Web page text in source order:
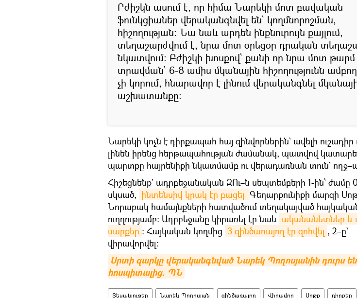
Բժիշկն ասում է, որ հիմա Նարեկի մոտ բավական
ֆունկցիաներ վերականգնվել են` կողմնորոշման,
հիշողության։ Նա նաև արդեն ինքնուրույն քայլում,
տեղաշարժվում է, նրա մոտ օրեցօր դրական
նկատվում։ Բժիշկի խոսքով` քանի որ նրա մոտ թարմ
տրավման` 6-8 ամիս մկանային հիշողությունն
չի կորում, հնարավոր է լինում վերականգնել
աշխատանքը։
Նարեկի կոչն է դիրքապահ հայ զինվորներին` ավելի ուշադիր
լինեն իրենց հերթապահության ժամանակ, պատվով
պարտքը հայրենիքի նկատմամբ ու վերադառնան տուն`
Հիշեցնենք` ադրբեջանական ԶՈւ–ն սեպտեմբերի 1-ին՝ ժամը
սկսած, ինտենսիվ կրակ էր բացել Գեղարքունիքի մարզի
Նորաբակ համայնքների հատվածում տեղակայված
ուղղությամբ։ Ադրբեջանը կիրառել էր նաև ականանետներ և
սարքեր : Հայկական կողմից 3 զինծառայող էր զոհվել , 2–ը`
վիրավորվել:
Սրտի զարկը վերականգնված Նարեկ Պողոսյանին դուրս են
հոսպիտալից. ՊՆ
Տեսանյութեր Նարեկ Պողոսյան զինծառայող Վիրավոր Սոթք դիրքեր